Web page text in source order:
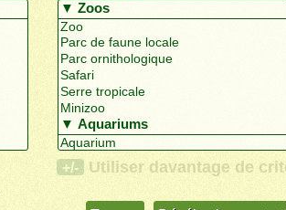
+/- Utiliser davantage de